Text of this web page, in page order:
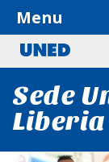
Sede
Liberia
Menu